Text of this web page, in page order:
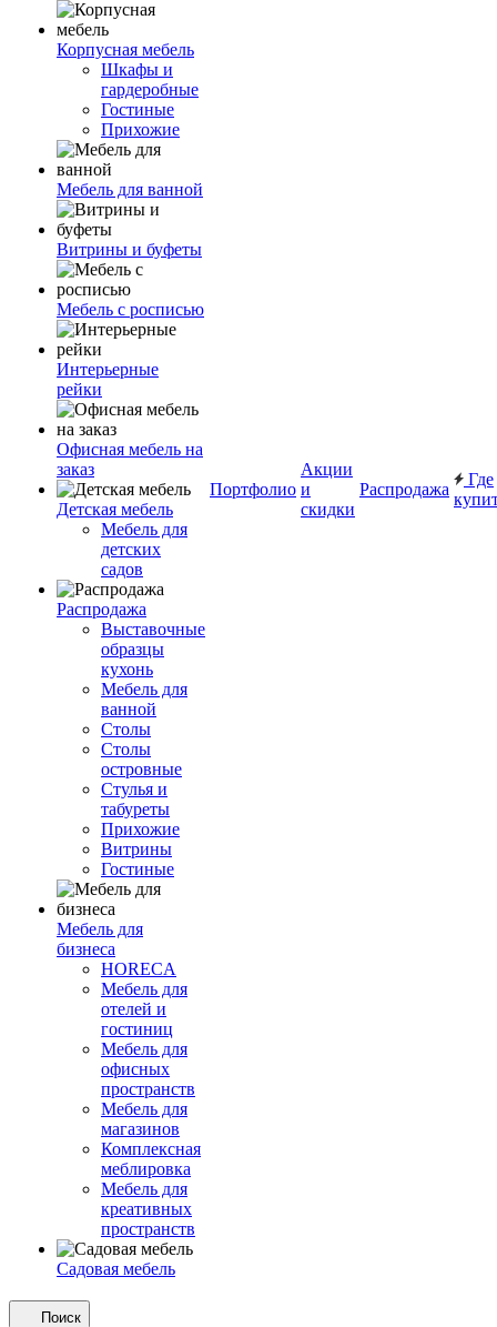
Корпусная мебель
Шкафы и
гардеробные
Гостиные
Прихожие
Мебель для ванной
Витрины и буфеты
Мебель с росписью
Интерьерные
рейки
Офисная мебель на
заказ
Детская мебель
Мебель для
детских
садов
Распродажа
Выставочные
образцы
кухонь
Мебель для
ванной
Столы
Столы
островные
Стулья и
табуреты
Прихожие
Витрины
Гостиные
Мебель для
бизнеса
HORECA
Мебель для
отелей и
гостиниц
Мебель для
офисных
пространств
Мебель для
магазинов
Комплексная
меблировка
Мебель для
креативных
пространств
Садовая мебель
Портфолио
Акции
и
скидки
Распродажа
Где
Поиск